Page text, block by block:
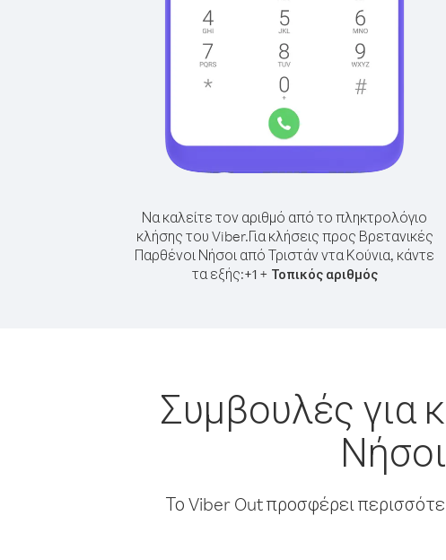
Να καλείτε τον αριθμό από το πληκτρολόγιο
κλήσης του Viber.Για κλήσεις προς Βρετανικές
Παρθένοι Νήσοι από Τριστάν ντα Κούνια, κάντε
τα εξής:+1+ Τοπικός αριθμός
Συμβουλές για
Το Viber Out προσφέρει